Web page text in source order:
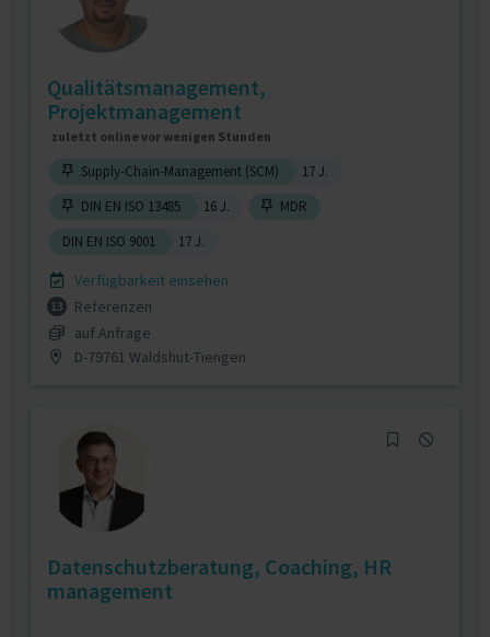
Qualitätsmanagement,
Projektmanagement
zuletzt online vor wenigen Stunden
Supply-Chain-Management (SCM)
17 J.
DIN EN ISO 13485
16 J.
MDR
DIN EN ISO 9001
17 J.
Verfügbarkeit einsehen
13
Referenzen
auf Anfrage
D-79761 Waldshut-Tiengen
Datenschutzberatung, Coaching, HR
management